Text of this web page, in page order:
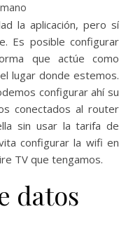
la aplicación, pero sí
Es posible configurar
que actúe como
lugar donde estemos.
configurar ahí su
conectados al router
sin usar la tarifa de
configurar la wifi en
TV que tengamos.
datos